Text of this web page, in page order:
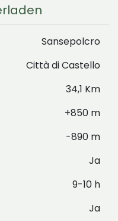
Sansepolcro
Città di Castello
34,1 Km
+850 m
-890 m
Ja
9-10 h
Ja